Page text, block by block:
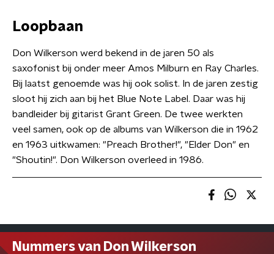
Loopbaan
Don Wilkerson werd bekend in de jaren 50 als
saxofonist bij onder meer Amos Milburn en Ray Charles.
Bij laatst genoemde was hij ook solist. In de jaren zestig
sloot hij zich aan bij het Blue Note Label. Daar was hij
bandleider bij gitarist Grant Green. De twee werkten
veel samen, ook op de albums van Wilkerson die in 1962
en 1963 uitkwamen: "Preach Brother!", "Elder Don" en
"Shoutin!". Don Wilkerson overleed in 1986.
Nummers van Don Wilkerson